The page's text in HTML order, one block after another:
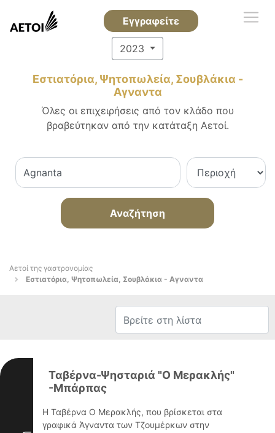
Εγγραφείτε
2023
Εστιατόρια, Ψητοπωλεία, Σουβλάκια -
Αγναντα
Όλες οι επιχειρήσεις από τον κλάδο που
βραβεύτηκαν από την κατάταξη Αετοί.
Αναζήτηση
Αετοί της γαστρονομίας
Εστιατόρια, Ψητοπωλεία, Σουβλάκια - Αγναντα
Ταβέρνα-Ψησταριά "Ο Μερακλής"
-Μπάρπας
Η Ταβέρνα Ο Μερακλής, που βρίσκεται στα
γραφικά Άγναντα των Τζουμέρκων στην